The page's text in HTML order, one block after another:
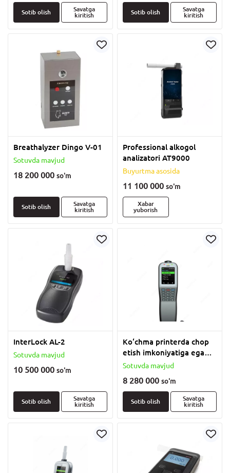
Sotib olish
Savatga
kiritish
Sotib olish
Savatga
kiritish
Breathalyzer Dingo V-01
Sotuvda mavjud
18 200 000 so'm
Sotib olish
Savatga
kiritish
Professional alkogol
analizatori AT9000
Buyurtma asosida
11 100 000 so'm
Xabar
yuborish
InterLock AL-2
Sotuvda mavjud
10 500 000 so'm
Sotib olish
Savatga
kiritish
Ko‘chma printerda chop
etish imkoniyatiga ega
AlcoEasy A65 alkogol
Sotuvda mavjud
8 280 000 so'm
Sotib olish
Savatga
kiritish